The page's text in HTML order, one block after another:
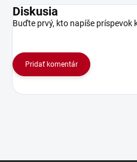
Diskusia
Buďte prvý, kto napíše príspevok
Pridať komentár